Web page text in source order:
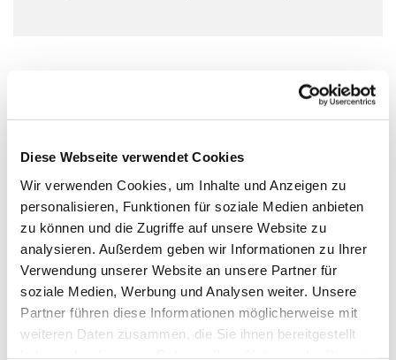
Diese Webseite verwendet Cookies
Wir verwenden Cookies, um Inhalte und Anzeigen zu
personalisieren, Funktionen für soziale Medien anbieten
zu können und die Zugriffe auf unsere Website zu
analysieren. Außerdem geben wir Informationen zu Ihrer
Verwendung unserer Website an unsere Partner für
soziale Medien, Werbung und Analysen weiter. Unsere
Partner führen diese Informationen möglicherweise mit
weiteren Daten zusammen, die Sie ihnen bereitgestellt